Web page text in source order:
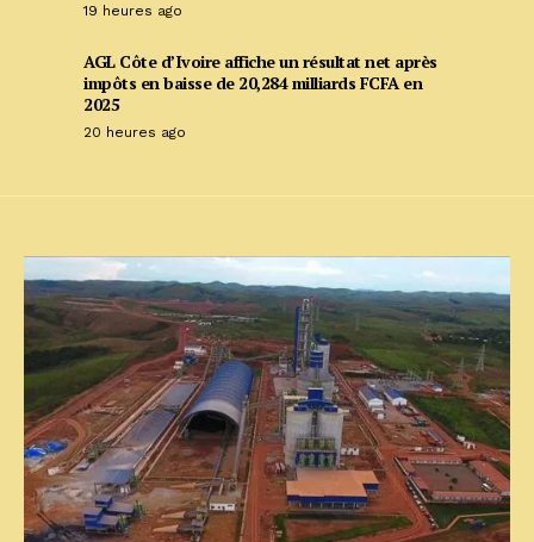
19 heures ago
AGL Côte d’Ivoire affiche un résultat net après
impôts en baisse de 20,284 milliards FCFA en
2025
20 heures ago